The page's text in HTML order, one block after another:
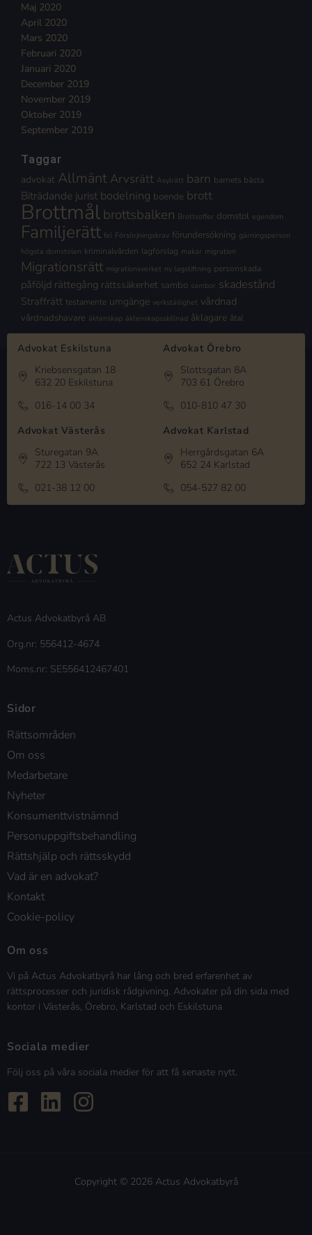
Maj 2020
April 2020
Mars 2020
Februari 2020
Januari 2020
December 2019
November 2019
Oktober 2019
September 2019
Taggar
advokat Allmänt Arvsrätt Asylrätt barn barnets bästa
Biträdande jurist bodelning boende brott
Brottmålbrottsbalken Brottsoffer domstol egendom
Familjerätt fel Försörjningskrav förundersökning gärningsperson
högsta domstolen kriminalvården lagförslag makar migration
Migrationsrätt migrationsverket ny lagstiftning personskada
påföljd rättegång rättssäkerhet sambo sambor skadestånd
Straffrätt testamente umgänge verkställighet vårdnad
vårdnadshavare äktenskap äktenskapsskillnad åklagare åtal
Advokat Eskilstuna
Kriebsensgatan 18
632 20 Eskilstuna
016-14 00 34
Advokat Örebro
Slottsgatan 8A
703 61 Örebro
010-810 47 30
Advokat Västerås
Sturegatan 9A
722 13 Västerås
021-38 12 00
Advokat Karlstad
Herrgårdsgatan 6A
652 24 Karlstad
054-527 82 00
Actus Advokatbyrå AB
Org.nr: 556412-4674
Moms.nr: SE556412467401
Sidor
Rättsområden
Om oss
Medarbetare
Nyheter
Konsumenttvistnämnd
Personuppgiftsbehandling
Rättshjälp och rättsskydd
Vad är en advokat?
Kontakt
Cookie-policy
Om oss
Vi på Actus Advokatbyrå har lång och bred erfarenhet av
rättsprocesser och juridisk rådgivning. Advokater på din sida med
kontor i Västerås, Örebro, Karlstad och Eskilstuna
Sociala medier
Följ oss på våra sociala medier för att få senaste nytt.
Copyright © 2026 Actus Advokatbyrå